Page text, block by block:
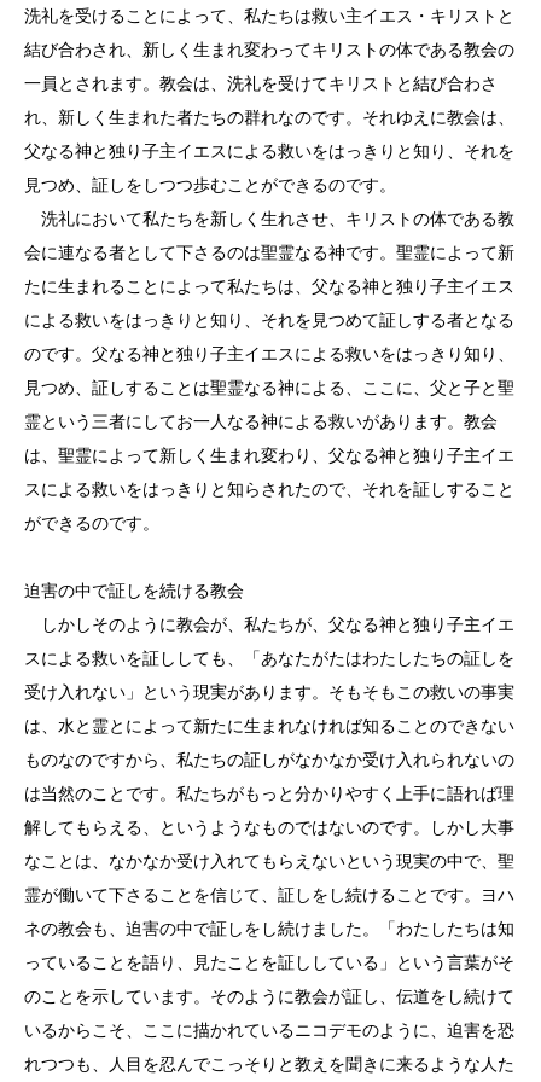
洗礼を受けることによって、私たちは救い主イエス・キリストと
結び合わされ、新しく生まれ変わってキリストの体である教会の
一員とされます。教会は、洗礼を受けてキリストと結び合わさ
れ、新しく生まれた者たちの群れなのです。それゆえに教会は、
父なる神と独り子主イエスによる救いをはっきりと知り、それを
見つめ、証しをしつつ歩むことができるのです。
洗礼において私たちを新しく生れさせ、キリストの体である教
会に連なる者として下さるのは聖霊なる神です。聖霊によって新
たに生まれることによって私たちは、父なる神と独り子主イエス
による救いをはっきりと知り、それを見つめて証しする者となる
のです。父なる神と独り子主イエスによる救いをはっきり知り、
見つめ、証しすることは聖霊なる神による、ここに、父と子と聖
霊という三者にしてお一人なる神による救いがあります。教会
は、聖霊によって新しく生まれ変わり、父なる神と独り子主イエ
スによる救いをはっきりと知らされたので、それを証しすること
ができるのです。
迫害の中で証しを続ける教会
しかしそのように教会が、私たちが、父なる神と独り子主イエ
スによる救いを証ししても、「あなたがたはわたしたちの証しを
受け入れない」という現実があります。そもそもこの救いの事実
は、水と霊とによって新たに生まれなければ知ることのできない
ものなのですから、私たちの証しがなかなか受け入れられないの
は当然のことです。私たちがもっと分かりやすく上手に語れば理
解してもらえる、というようなものではないのです。しかし大事
なことは、なかなか受け入れてもらえないという現実の中で、聖
霊が働いて下さることを信じて、証しをし続けることです。ヨハ
ネの教会も、迫害の中で証しをし続けました。「わたしたちは知
っていることを語り、見たことを証ししている」という言葉がそ
のことを示しています。そのように教会が証し、伝道をし続けて
いるからこそ、ここに描かれているニコデモのように、迫害を恐
れつつも、人目を忍んでこっそりと教えを聞きに来るような人た